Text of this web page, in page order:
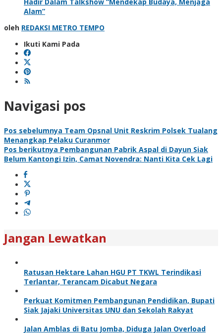
Alam”
oleh REDAKSI METRO TEMPO
Ikuti Kami Pada
Navigasi pos
Pos sebelumnya Team Opsnal Unit Reskrim Polsek Tualang
Menangkap Pelaku Curanmor
Pos berikutnya Pembangunan Pabrik Aspal di Dayun Siak
Belum Kantongi Izin, Camat Novendra: Nanti Kita Cek Lagi
Jangan Lewatkan
Ratusan Hektare Lahan HGU PT TKWL Terindikasi
Terlantar, Terancam Dicabut Negara
Perkuat Komitmen Pembangunan Pendidikan, Bupati
Siak Jajaki Universitas UNU dan Sekolah Rakyat
Jalan Amblas di Batu Jomba, Diduga Jalan Overload